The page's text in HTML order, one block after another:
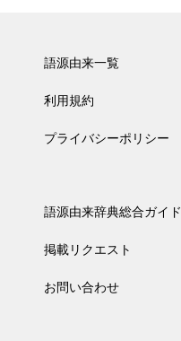
語源由来一覧
利用規約
プライバシーポリシー
語源由来辞典総合ガイド
掲載リクエスト
お問い合わせ